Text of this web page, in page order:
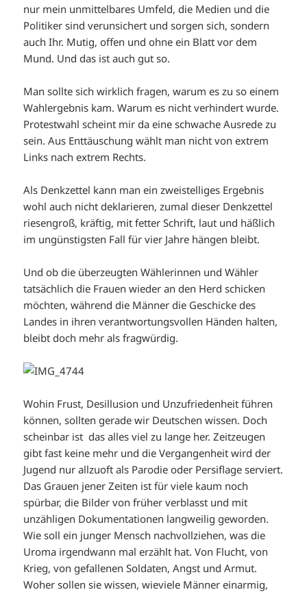
nur mein unmittelbares Umfeld, die Medien und die
Politiker sind verunsichert und sorgen sich, sondern
auch Ihr. Mutig, offen und ohne ein Blatt vor dem
Mund. Und das ist auch gut so.
Man sollte sich wirklich fragen, warum es zu so einem
Wahlergebnis kam. Warum es nicht verhindert wurde.
Protestwahl scheint mir da eine schwache Ausrede zu
sein. Aus Enttäuschung wählt man nicht von extrem
Links nach extrem Rechts.
Als Denkzettel kann man ein zweistelliges Ergebnis
wohl auch nicht deklarieren, zumal dieser Denkzettel
riesengroß, kräftig, mit fetter Schrift, laut und häßlich
im ungünstigsten Fall für vier Jahre hängen bleibt.
Und ob die überzeugten Wählerinnen und Wähler
tatsächlich die Frauen wieder an den Herd schicken
möchten, während die Männer die Geschicke des
Landes in ihren verantwortungsvollen Händen halten,
bleibt doch mehr als fragwürdig.
Wohin Frust, Desillusion und Unzufriedenheit führen
können, sollten gerade wir Deutschen wissen. Doch
scheinbar ist das alles viel zu lange her. Zeitzeugen
gibt fast keine mehr und die Vergangenheit wird der
Jugend nur allzuoft als Parodie oder Persiflage serviert.
Das Grauen jener Zeiten ist für viele kaum noch
spürbar, die Bilder von früher verblasst und mit
unzähligen Dokumentationen langweilig geworden.
Wie soll ein junger Mensch nachvollziehen, was die
Uroma irgendwann mal erzählt hat. Von Flucht, von
Krieg, von gefallenen Soldaten, Angst und Armut.
Woher sollen sie wissen, wieviele Männer einarmig,